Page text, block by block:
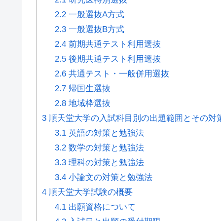
2.2一般選抜A方式
2.3一般選抜B方式
2.4前期共通テスト利⽤選抜
2.5後期共通テスト利⽤選抜
2.6共通テスト・⼀般併⽤選抜
2.7帰国生選抜
2.8地域枠選抜
3 順天堂大学の入試科目別の出題範囲とその対
3.1英語の対策と勉強法
3.2数学の対策と勉強法
3.3理科の対策と勉強法
3.4小論文の対策と勉強法
4 順天堂大学試験の概要
4.1出願資格について